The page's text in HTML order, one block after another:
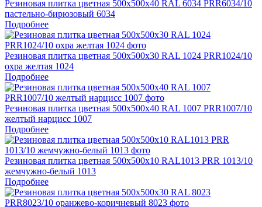
Резиновая плитка цветная 500х500х40 RAL 6034 PRR6034/10
пастельно-бирюзовый 6034
Подробнее
Резиновая плитка цветная 500х500х30 RAL 1024 PRR1024/10
охра желтая 1024
Подробнее
Резиновая плитка цветная 500х500х40 RAL 1007 PRR1007/10
желтый нарцисс 1007
Подробнее
Резиновая плитка цветная 500х500х10 RAL1013 PRR 1013/10
жемчужно-белый 1013
Подробнее